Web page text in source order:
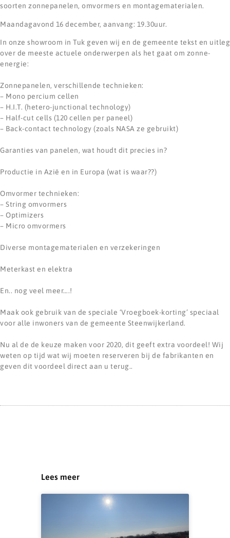
soorten zonnepanelen, omvormers en montagematerialen.
Maandagavond 16 december, aanvang: 19.30uur.
In onze showroom in Tuk geven wij en de gemeente tekst en uitleg
over de meeste actuele onderwerpen als het gaat om zonne-
energie:
Zonnepanelen, verschillende technieken:
– Mono percium cellen
– H.I.T. (hetero-junctional technology)
– Half-cut cells (120 cellen per paneel)
– Back-contact technology (zoals NASA ze gebruikt)
Garanties van panelen, wat houdt dit precies in?
Productie in Azië en in Europa (wat is waar??)
Omvormer technieken:
– String omvormers
– Optimizers
– Micro omvormers
Diverse montagematerialen en verzekeringen
Meterkast en elektra
En.. nog veel meer….!
Maak ook gebruik van de speciale ‘Vroegboek-korting’ speciaal
voor alle inwoners van de gemeente Steenwijkerland.
Nu al de de keuze maken voor 2020, dit geeft extra voordeel! Wij
weten op tijd wat wij moeten reserveren bij de fabrikanten en
geven dit voordeel direct aan u terug..
Lees meer